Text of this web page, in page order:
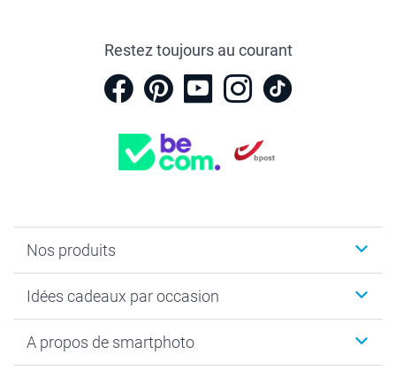
Restez toujours au courant
Nos produits
Cadeaux photo
Tirage photo & agrandissement
Idées cadeaux par occasion
Anniversaire
A propos de smartphoto